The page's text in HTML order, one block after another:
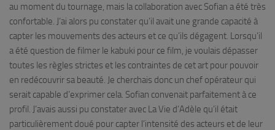
au moment du tournage, mais la collaboration avec Sofian a été très
confortable. J’ai alors pu constater qu’il avait une grande capacité à
capter les mouvements des acteurs et ce qu’ils dégagent. Lorsqu’il
a été question de filmer le kabuki pour ce film, je voulais dépasser
toutes les règles strictes et les contraintes de cet art pour pouvoir
en redécouvrir sa beauté. Je cherchais donc un chef opérateur qui
serait capable d’exprimer cela. Sofian convenait parfaitement à ce
profil. J’avais aussi pu constater avec La Vie d’Adèle qu’il était
particulièrement doué pour capter l’intensité des acteurs et de leur